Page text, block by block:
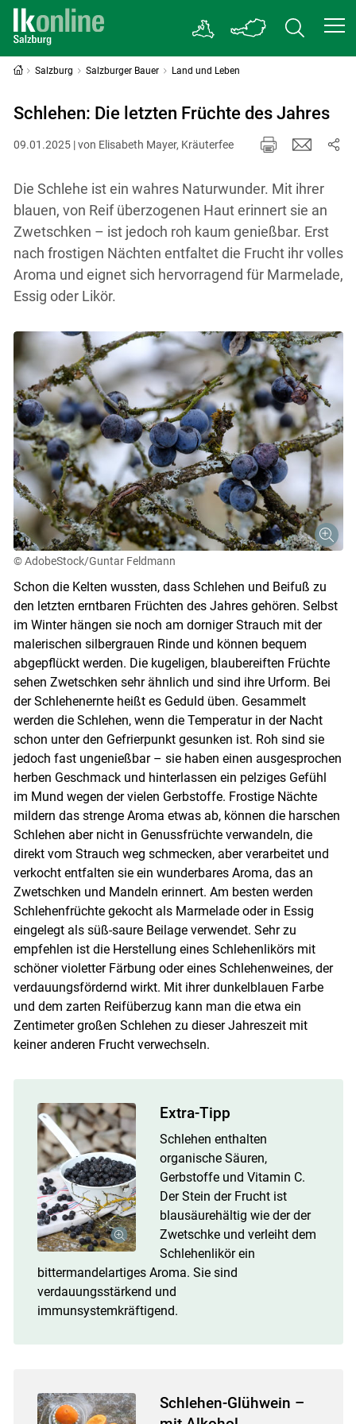
Skip to main content
Salzburg Salzburger Bauer Land und Leben
Schlehen: Die letzten Früchte des Jahres
09.01.2025 | von Elisabeth Mayer, Kräuterfee
Die Schlehe ist ein wahres Naturwunder. Mit ihrer
blauen, von Reif überzogenen Haut erinnert sie an
Zwetschken – ist jedoch roh kaum genießbar. Erst
nach frostigen Nächten entfaltet die Frucht ihr volles
Aroma und eignet sich hervorragend für Marmelade,
Essig oder Likör.
© AdobeStock/Guntar Feldmann
Schon die Kelten wussten, dass Schlehen und Beifuß zu
den letzten erntbaren Früchten des Jahres gehören. Selbst
im Winter hängen sie noch am dorniger Strauch mit der
malerischen silbergrauen Rinde und können bequem
abgepflückt werden. Die kugeligen, blaubereiften Früchte
sehen Zwetschken sehr ähnlich und sind ihre Urform. Bei
der Schlehenernte heißt es Geduld üben. Gesammelt
werden die Schlehen, wenn die Temperatur in der Nacht
schon unter den Gefrierpunkt gesunken ist. Roh sind sie
jedoch fast ungenießbar – sie haben einen ausgesprochen
herben Geschmack und hinterlassen ein pelziges Gefühl
im Mund wegen der vielen Gerbstoffe. Frostige Nächte
mildern das strenge Aroma etwas ab, können die harschen
Schlehen aber nicht in Genussfrüchte verwandeln, die
direkt vom Strauch weg schmecken, aber verarbeitet und
verkocht entfalten sie ein wunderbares Aroma, das an
Zwetschken und Mandeln erinnert. Am besten werden
Schlehenfrüchte gekocht als Marmelade oder in Essig
eingelegt als süß-saure Beilage verwendet. Sehr zu
empfehlen ist die Herstellung eines Schlehenlikörs mit
schöner violetter Färbung oder eines Schlehenweines, der
verdauungsfördernd wirkt. Mit ihrer dunkelblauen Farbe
und dem zarten Reifüberzug kann man die etwa ein
Zentimeter großen Schlehen zu dieser Jahreszeit mit
keiner anderen Frucht verwechseln.
Extra-Tipp
Schlehen enthalten
organische Säuren,
Gerbstoffe und Vitamin C.
Der Stein der Frucht ist
blausäurehältig wie der der
Zwetschke und verleiht dem
Schlehenlikör ein
bittermandelartiges Aroma. Sie sind
verdauungsstärkend und
immunsystemkräftigend.
Schlehen-Glühwein –